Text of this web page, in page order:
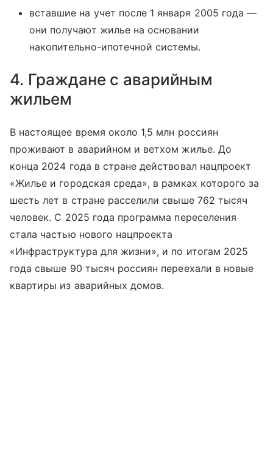
вставшие на учет после 1 января 2005 года —
они получают жилье на основании
накопительно-ипотечной системы.
4. Граждане с аварийным
жильем
В настоящее время около 1,5 млн россиян
проживают в аварийном и ветхом жилье. До
конца 2024 года в стране действовал нацпроект
«Жилье и городская среда», в рамках которого за
шесть лет в стране расселили свыше 762 тысяч
человек. С 2025 года программа переселения
стала частью нового нацпроекта
«Инфраструктура для жизни», и по итогам 2025
года свыше 90 тысяч россиян переехали в новые
квартиры из аварийных домов.